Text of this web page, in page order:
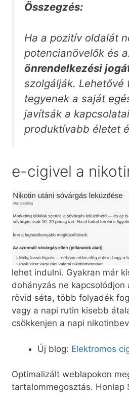
Összegzés:
Ha a pozitív oldalát
potencianövelők és
önrendelkezési
szolgálják.
tegyenek a saját
javítsák a
produktívabb életet
e-cigivel a
lehet indulni. Gyakran már
dohányzás ne
rövid séta, több folyadék
vagy a napi rutin kisebb
csökkenjen a napi
Új blog: Elektromos
Optimalizált weblapokon
tartalommegosztás. Honlap